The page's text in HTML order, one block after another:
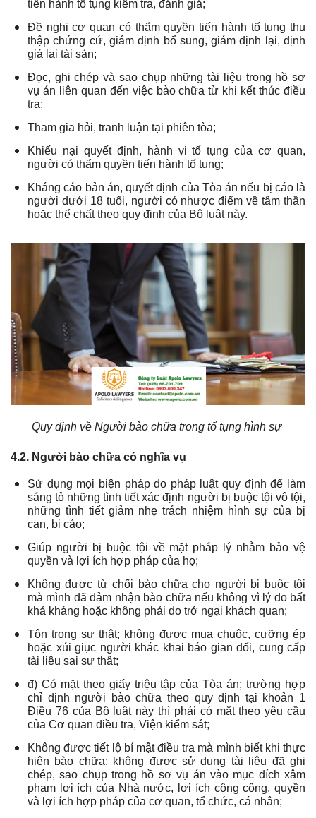
tiến hành tố tụng kiểm tra, đánh giá;
Đề nghị cơ quan có thẩm quyền tiến hành tố tụng thu
thập chứng cứ, giám định bổ sung, giám định lại, định
giá lại tài sản;
Đọc, ghi chép và sao chụp những tài liệu trong hồ sơ
vụ án liên quan đến việc bào chữa từ khi kết thúc điều
tra;
Tham gia hỏi, tranh luận tại phiên tòa;
Khiếu nại quyết định, hành vi tố tụng của cơ quan,
người có thẩm quyền tiến hành tố tụng;
Kháng cáo bản án, quyết định của Tòa án nếu bị cáo là
người dưới 18 tuổi, người có nhược điểm về tâm thần
hoặc thể chất theo quy định của Bộ luật này.
Quy định về Người bào chữa trong tố tụng hình sự
4.2. Người bào chữa có nghĩa vụ
Sử dụng mọi biện pháp do pháp luật quy định để làm
sáng tỏ những tình tiết xác định người bị buộc tội vô tội,
những tình tiết giảm nhẹ trách nhiệm hình sự của bị
can, bị cáo;
Giúp người bị buộc tội về mặt pháp lý nhằm bảo vệ
quyền và lợi ích hợp pháp của họ;
Không được từ chối bào chữa cho người bị buộc tội
mà mình đã đảm nhận bào chữa nếu không vì lý do bất
khả kháng hoặc không phải do trở ngại khách quan;
Tôn trọng sự thật; không được mua chuộc, cưỡng ép
hoặc xúi giục người khác khai báo gian dối, cung cấp
tài liệu sai sự thật;
đ) Có mặt theo giấy triệu tập của Tòa án; trường hợp
chỉ định người bào chữa theo quy định tại khoản 1
Điều 76 của Bộ luật này thì phải có mặt theo yêu cầu
của Cơ quan điều tra, Viện kiểm sát;
Không được tiết lộ bí mật điều tra mà mình biết khi thực
hiện bào chữa; không được sử dụng tài liệu đã ghi
chép, sao chụp trong hồ sơ vụ án vào mục đích xâm
phạm lợi ích của Nhà nước, lợi ích công cộng, quyền
và lợi ích hợp pháp của cơ quan, tổ chức, cá nhân;